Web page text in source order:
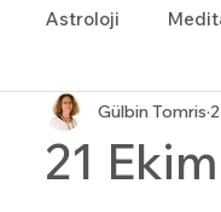
Astroloji
21
Gülbin Tomris